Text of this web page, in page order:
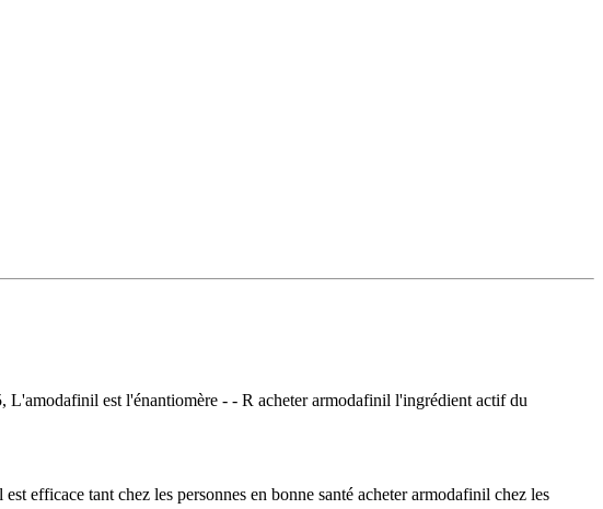
est l'énantiomère - - R acheter armodafinil l'ingrédient actif du
efficace tant chez les personnes en bonne santé acheter armodafinil chez les